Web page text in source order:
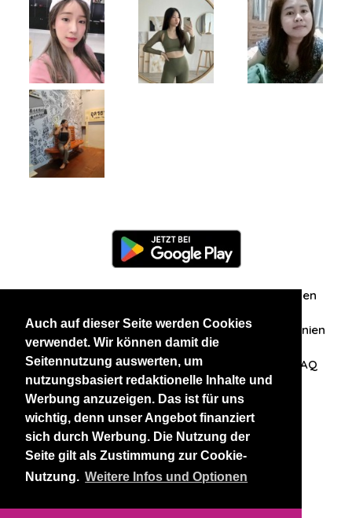
Auch auf dieser Seite werden Cookies
verwendet. Wir können damit die
Seitennutzung auswerten, um
nutzungsbasiert redaktionelle Inhalte und
Werbung anzuzeigen. Das ist für uns
wichtig, denn unser Angebot finanziert
sich durch Werbung. Die Nutzung der
Seite gilt als Zustimmung zur Cookie-
Nutzung. Weitere Infos und Optionen
Zuschriften/Erfahrungen
Datenschutzerklärung AGB Datenschutzrichtlinien
Nehmen Sie Kontakt mit uns auf FAQ
Unsere anderen Websites
BlackAndBeauties RussianKisses